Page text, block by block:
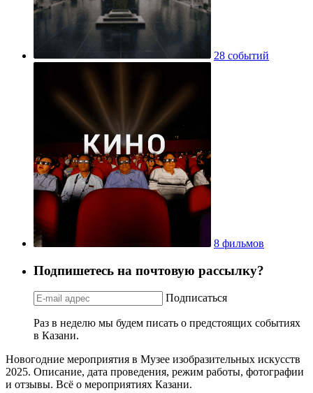
28 событий
8 фильмов
Подпишетесь на почтовую рассылку?
Подписаться
Раз в неделю мы будем писать о предстоящих событиях
в Казани.
Новогодние мероприятия в Музее изобразительных искусств
2025. Описание, дата проведения, режим работы, фотографии
и отзывы. Всё о мероприятиях Казани.